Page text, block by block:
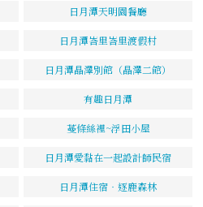
日月潭天明園餐廳
日月潭峇里峇里渡假村
日月潭晶澤別館（晶澤二館）
有趣日月潭
蔓條絲裡~浮田小屋
日月潭愛黏在一起設計師民宿
日月潭住宿‧逐鹿森林